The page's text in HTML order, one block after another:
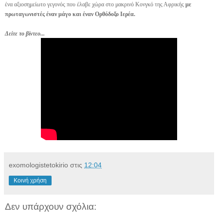
ένα αξιοσημείωτο γεγονός που έλαβε χώρα στο μακρινό Κονγκό της Αφρικής με
πρωταγωνιστές έναν μάγο και έναν Ορθόδοξο Ιερέα.
Δείτε το βίντεο...
exomologistetokirio στις 12:04
Κοινή χρήση
Δεν υπάρχουν σχόλια: